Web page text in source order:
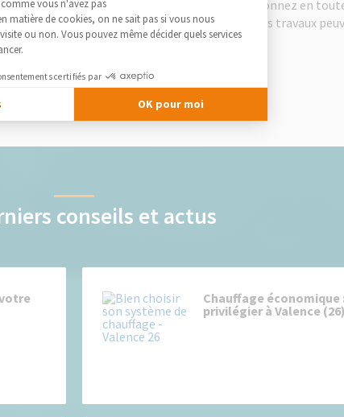
vous présente gratuitement et
les devis des artisans qu’il
pour votre projet
Séléctionnez en
les travaux
conseils et actus
Chauffage
privilégier à Valence (26)
vous n'avez pas
matière de cookies, on ne sait pas si vous nous
ou non. Vous pouvez même décider quels services
certifiés par
OK pour moi
Axeptio consent